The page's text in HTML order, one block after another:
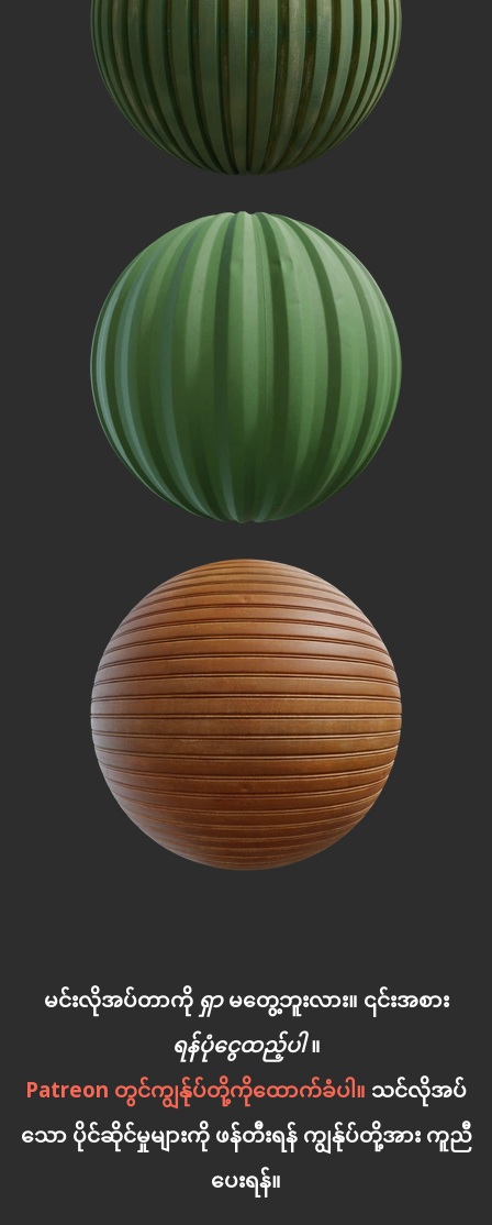
မင်းလိုအပ်တာကို ရှာမတွေ့ဘူးလား။ ၎င်းအစား
ရန်ပုံငွေထည့်ပါ။
Patreon တွင်ကျွန်ုပ်တို့ကိုထောက်ခံပါ။ သင်လိုအပ်
သော ပိုင်ဆိုင်မှုများကို ဖန်တီးရန် ကျွန်ုပ်တို့အား ကူညီ
ပေးရန်။